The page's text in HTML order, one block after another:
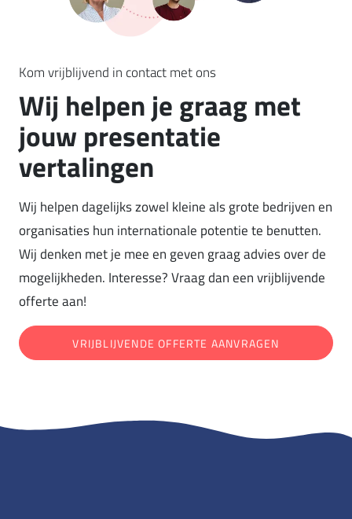
Kom vrijblijvend in contact met ons
Wij helpen je graag met
jouw presentatie
vertalingen
Wij helpen dagelijks zowel kleine als grote bedrijven en
organisaties hun internationale potentie te benutten.
Wij denken met je mee en geven graag advies over de
mogelijkheden. Interesse? Vraag dan een vrijblijvende
offerte aan!
VRIJBLIJVENDE OFFERTE AANVRAGEN